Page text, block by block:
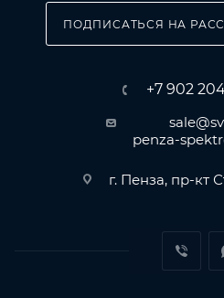
ПОДПИСАТЬСЯ НА
+7 902
penza-
г. Пенза, пр-кт